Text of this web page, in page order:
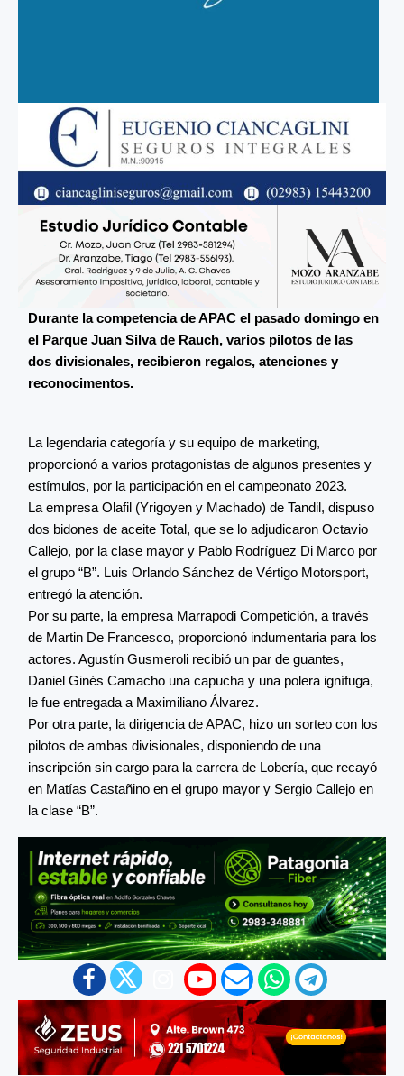
Durante la competencia de APAC el pasado domingo en
el Parque Juan Silva de Rauch, varios pilotos de las
dos divisionales, recibieron regalos, atenciones y
reconocimentos.
La legendaria categoría y su equipo de marketing,
proporcionó a varios protagonistas de algunos presentes y
estímulos, por la participación en el campeonato 2023.
La empresa Olafil (Yrigoyen y Machado) de Tandil, dispuso
dos bidones de aceite Total, que se lo adjudicaron Octavio
Callejo, por la clase mayor y Pablo Rodríguez Di Marco por
el grupo “B”. Luis Orlando Sánchez de Vértigo Motorsport,
entregó la atención.
Por su parte, la empresa Marrapodi Competición, a través
de Martin De Francesco, proporcionó indumentaria para los
actores. Agustín Gusmeroli recibió un par de guantes,
Daniel Ginés Camacho una capucha y una polera ignífuga,
le fue entregada a Maximiliano Álvarez.
Por otra parte, la dirigencia de APAC, hizo un sorteo con los
pilotos de ambas divisionales, disponiendo de una
inscripción sin cargo para la carrera de Lobería, que recayó
en Matías Castañino en el grupo mayor y Sergio Callejo en
la clase “B”.